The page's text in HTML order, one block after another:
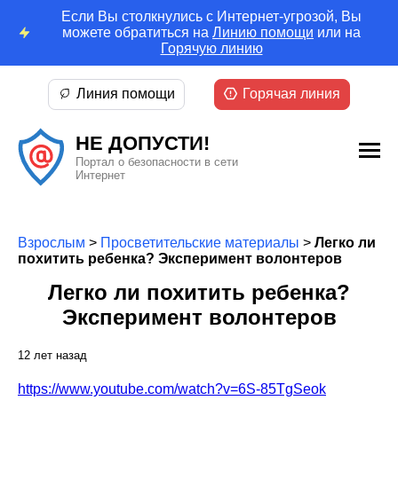
Если Вы столкнулись с Интернет-угрозой, Вы
можете обратиться на Линию помощи или на
Горячую линию
НЕ ДОПУСТИ!
Портал о безопасности в сети
Интернет
Линия помощи Горячая линия
Взрослым > Просветительские материалы > Легко ли
похитить ребенка? Эксперимент волонтеров
Легко ли похитить ребенка?
Эксперимент волонтеров
12 лет назад
https://www.youtube.com/watch?v=6S-85TgSeok